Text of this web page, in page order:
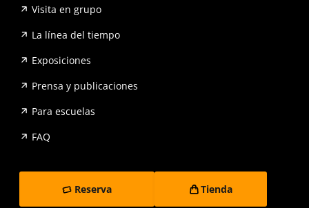
Visita en grupo
La línea del tiempo
Exposiciones
Prensa y publicaciones
Para escuelas
FAQ
Reserva Tienda